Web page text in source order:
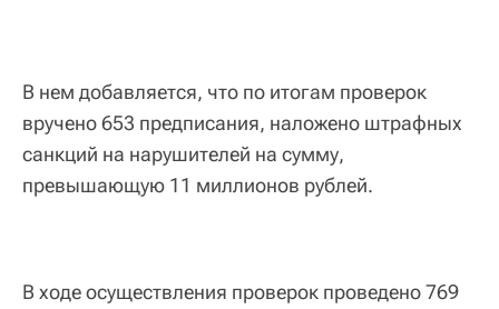
В нем добавляется, что по итогам проверок
вручено 653 предписания, наложено штрафных
санкций на нарушителей на сумму,
превышающую 11 миллионов рублей.
В ходе осуществления проверок проведено 769